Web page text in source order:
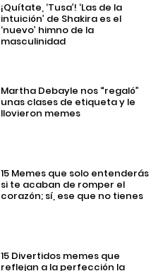
¡Quítate, ‘Tusa’! ‘Las de la
intuición’ de Shakira es el
‘nuevo’ himno de la
masculinidad
Martha Debayle nos “regaló”
unas clases de etiqueta y le
llovieron memes
15 Memes que solo entenderás
si te acaban de romper el
corazón; sí, ese que no tienes
15 Divertidos memes que
reflejan a la perfección la